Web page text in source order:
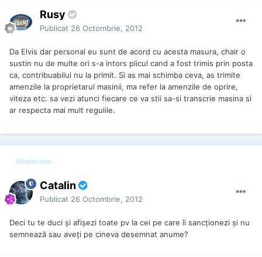
Rusy
Publicat 26 Octombrie, 2012
Da Elvis dar personal eu sunt de acord cu acesta masura, chair o
sustin nu de multe ori s-a intors plicul cand a fost trimis prin posta
ca, contribuabilul nu la primit. Si as mai schimba ceva, as trimite
amenzile la proprietarul masinii, ma refer la amenzile de oprire,
viteza etc. sa vezi atunci fiecare ce va stii sa-si transcrie masina si
ar respecta mai mult regulile.
Moderator
Catalin
Publicat 26 Octombrie, 2012
Deci tu te duci şi afişezi toate pv la cei pe care îi sancţionezi şi nu
semnează sau aveţi pe cineva desemnat anume?